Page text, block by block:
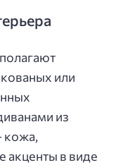
или
из
кожа,
акценты в виде